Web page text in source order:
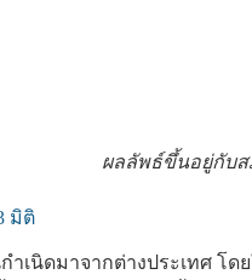
ผลลัพธ์ขึ้นอยู่กับ
มิติ
เนิดมาจากต่างประเทศ โด